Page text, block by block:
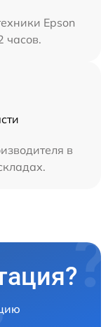
Epson
часов.
в